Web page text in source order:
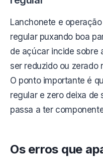
Lanchonete e
regular puxando boa
de açúcar incide sobre
ser reduzido ou zerado
O ponto importante é
regular e zero deixa de
passa a ter
Os erros que